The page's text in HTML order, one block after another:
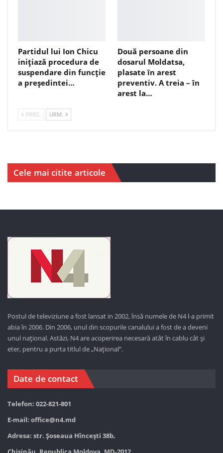
Partidul lui Ion Chicu
inițiază procedura de
suspendare din funcție
a președintei…
Două persoane din
dosarul Moldatsa,
plasate în arest
preventiv. A treia – în
arest la…
PREC. URM.
Cele mai citite articole
Postul de televiziune a fost lansat in 2002, însă numele de N4 l-a primit
abia în 2006. Din 2006, unul din scopurile canalului a fost de a deveni
unul național. Astăzi, N4 are acoperirea necesară atât în cablu cât și
eter, pentru a purta titlul de „Național”.
Date de contact
Telefon: 022-821-801
E-mail: office@n4.md
Adresa: str. Șoseaua Hînceşti 38b,